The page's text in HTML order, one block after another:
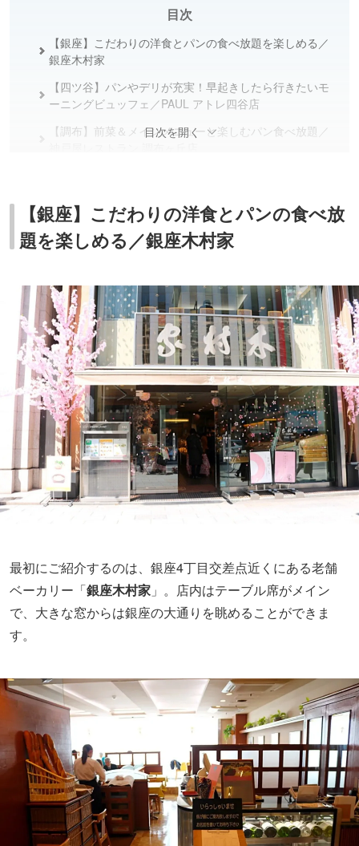
目次
【銀座】こだわりの洋食とパンの食べ放題を楽しめる／
銀座木村家
【四ツ谷】パンやデリが充実！早起きしたら行きたいモ
ーニングビュッフェ／PAUL アトレ四谷店
【調布】前菜＆メインメニューと楽しむパン食べ放題／
【渋谷】自家製パンを心ゆくまで堪能！アットホームな
フレンチビストロ／Chouchou
目次を開く
【銀座】こだわりの洋食とパンの食べ放
題を楽しめる／銀座木村家
最初にご紹介するのは、銀座4丁目交差点近くにある老舗
ベーカリー「銀座木村家 」。店内はテーブル席がメイン
で、大きな窓からは銀座の大通りを眺めることができま
す。